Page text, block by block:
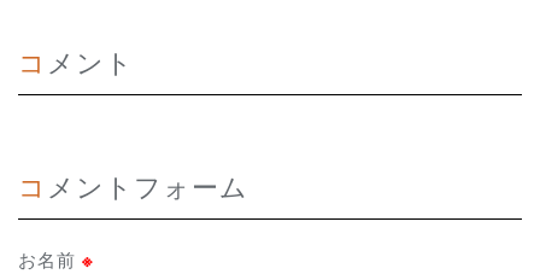
コメント
コメントフォーム
お名前 ※